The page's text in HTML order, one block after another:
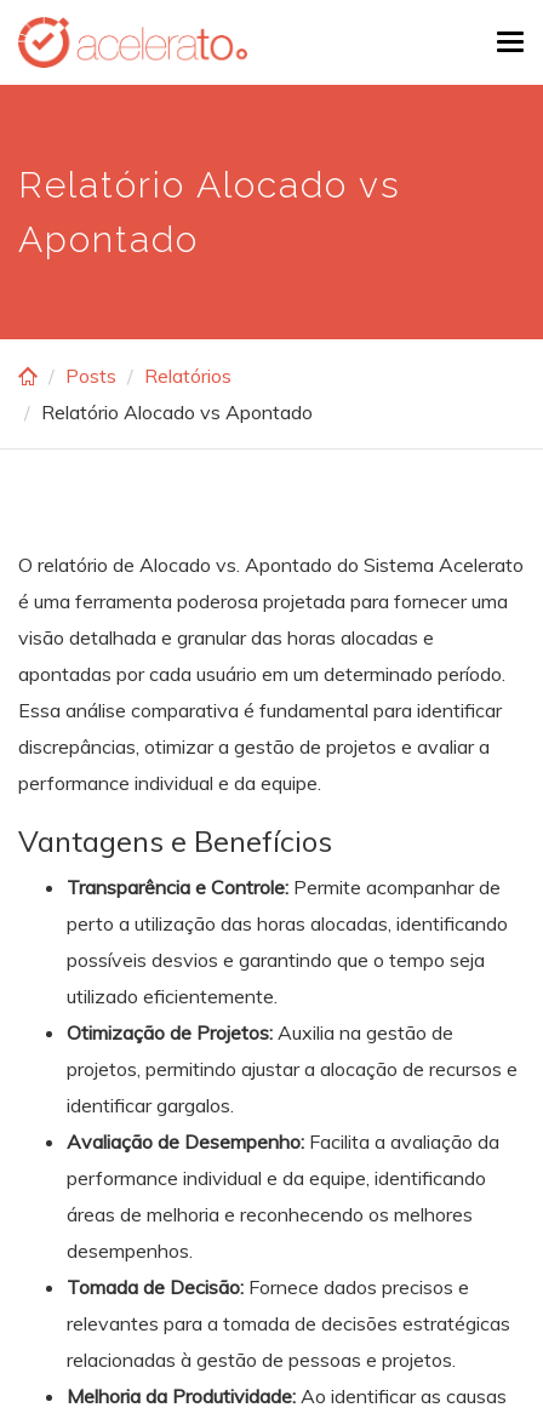
Skip
main
Relatório Alocado vs
Apontado
Posts
Relatórios
Relatório Alocado vs Apontado
O relatório de Alocado vs. Apontado do Sistema Acelerato
é uma ferramenta poderosa projetada para fornecer uma
visão detalhada e granular das horas alocadas e
apontadas por cada usuário em um determinado período.
Essa análise comparativa é fundamental para identificar
discrepâncias, otimizar a gestão de projetos e avaliar a
performance individual e da equipe.
Vantagens e Benefícios
Transparência e Controle: Permite acompanhar de
perto a utilização das horas alocadas, identificando
possíveis desvios e garantindo que o tempo seja
utilizado eficientemente.
Otimização de Projetos: Auxilia na gestão de
projetos, permitindo ajustar a alocação de recursos e
identificar gargalos.
Avaliação de Desempenho: Facilita a avaliação da
performance individual e da equipe, identificando
áreas de melhoria e reconhecendo os melhores
desempenhos.
Tomada de Decisão: Fornece dados precisos e
relevantes para a tomada de decisões estratégicas
relacionadas à gestão de pessoas e projetos.
Melhoria da Produtividade: Ao identificar as causas